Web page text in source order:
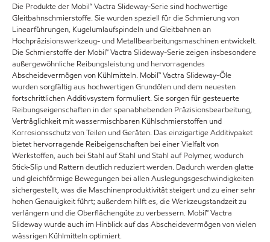
Die Produkte der Mobil™ Vactra Slideway-Serie sind hochwertige
Gleitbahnschmierstoffe. Sie wurden speziell für die Schmierung von
Linearführungen, Kugelumlaufspindeln und Gleitbahnen an
Hochpräzisionswerkzeug- und Metallbearbeitungsmaschinen entwickelt.
Die Schmierstoffe der Mobil™ Vactra Slideway-Serie zeigen insbesondere
außergewöhnliche Reibungsleistung und hervorragendes
Abscheidevermögen von Kühlmitteln. Mobil™ Vactra Slideway-Öle
wurden sorgfältig aus hochwertigen Grundölen und dem neuesten
fortschrittlichen Additivsystem formuliert. Sie sorgen für gesteuerte
Reibungseigenschaften in der spanabhebenden Präzisionsbearbeitung,
Verträglichkeit mit wassermischbaren Kühlschmierstoffen und
Korrosionsschutz von Teilen und Geräten. Das einzigartige Additivpaket
bietet hervorragende Reibeigenschaften bei einer Vielfalt von
Werkstoffen, auch bei Stahl auf Stahl und Stahl auf Polymer, wodurch
Stick-Slip und Rattern deutlich reduziert werden. Dadurch werden glatte
und gleichförmige Bewegungen bei allen Auslegungsgeschwindigkeiten
sichergestellt, was die Maschinenproduktivität steigert und zu einer sehr
hohen Genauigkeit führt; außerdem hilft es, die Werkzeugstandzeit zu
verlängern und die Oberflächengüte zu verbessern. Mobil™ Vactra
Slideway wurde auch im Hinblick auf das Abscheidevermögen von vielen
wässrigen Kühlmitteln optimiert.